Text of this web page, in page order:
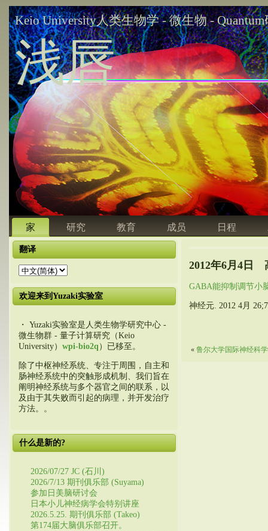
Keio University人类生物学 - 微生物 -
浅唇
家 研究 教育 成员 日程
翻译
欢迎来到Yuzaki实验室
・ Yuzaki实验室是人类生物学研究中心 -
微生物群 - 量子计算研究（Keio
University） wpi-bio2q ）已移至。
除了中枢神经系统、专注于周围，自主和
肠神经系统中的突触形成机制、我们旨在
阐明神经系统与多个器官之间的联系，以
及由于其失败而引起的病理，并开发治疗
方法。。
什么是新的?
2026/07/27 JC (石川)
2026/7/13 期刊俱乐部 (Suyama)
参加日美脑研讨会
日本小儿神经病学会特别讲座
2026.5.25. 期刊俱乐部 (Takeo)
第174届大脑俱乐部召开。
2012年6月4日
GABA能抑制调节小
神经元. 2012 4月
« 鲁尔大学国际神经科